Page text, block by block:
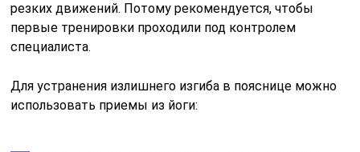
резких движений. Потому рекомендуется, чтобы
первые тренировки проходили под контролем
специалиста.
Для устранения излишнего изгиба в пояснице можно
использовать приемы из йоги: